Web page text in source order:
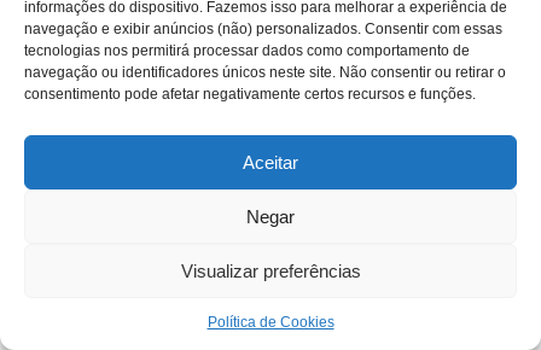
informações do dispositivo. Fazemos isso para melhorar a experiência de
navegação e exibir anúncios (não) personalizados. Consentir com essas
tecnologias nos permitirá processar dados como comportamento de
navegação ou identificadores únicos neste site. Não consentir ou retirar o
consentimento pode afetar negativamente certos recursos e funções.
Aceitar
Negar
Visualizar preferências
Política de Cookies
Maria Inês
26/12/2019
tudo de magia
Ana Maria